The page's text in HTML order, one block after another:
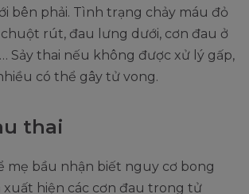
bên phải. Tình trạng chảy máu đỏ
chuột rút, đau lưng dưới, cơn đau ở
Sảy thai nếu không được xử lý gấp,
có thể gây tử vong.
thai
mẹ bầu nhận biết nguy cơ bong
xuất hiện các cơn đau trong tử